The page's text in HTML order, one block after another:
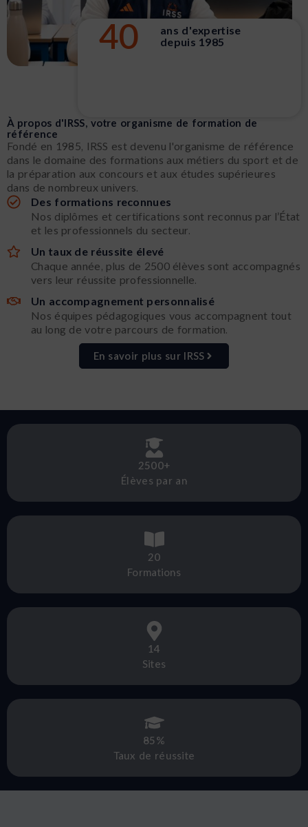
ans d'expertise
depuis 1985
40
À propos d'IRSS, votre organisme de formation de
référence
Fondé en 1985, IRSS est devenu l'organisme de référence
dans le domaine des formations aux métiers du sport et de
la préparation aux concours et aux études supérieures
dans de nombreux univers.
Des formations reconnues
Nos diplômes et certifications sont reconnus par l’État
et les professionnels du secteur.
Un taux de réussite élevé
Chaque année, plus de 2500 élèves sont accompagnés
vers leur réussite professionnelle.
Un accompagnement personnalisé
Nos équipes pédagogiques vous accompagnent tout
au long de votre parcours de formation.
En savoir plus sur IRSS
2500+
Élèves par an
20
Formations
14
Sites
85%
Taux de réussite